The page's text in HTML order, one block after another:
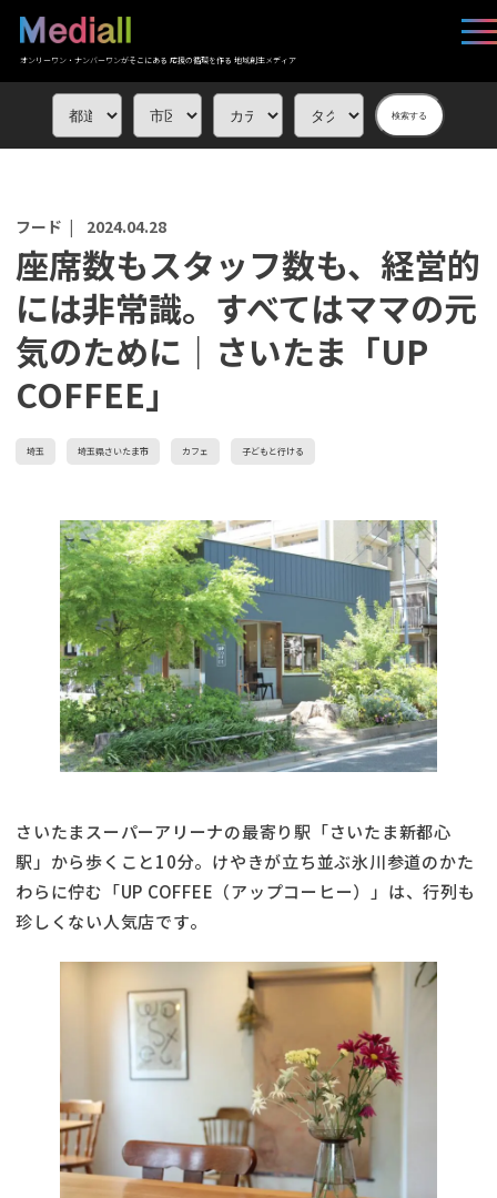
オンリーワン・ナンバーワンがそこにある 応援の循環を作る 地域創生メディア
検索する
フード | 2024.04.28
座席数もスタッフ数も、経営的
には非常識。すべてはママの元
気のために｜さいたま「UP
COFFEE」
埼玉 埼玉県さいたま市 カフェ 子どもと行ける
さいたまスーパーアリーナの最寄り駅「さいたま新都心
駅」から歩くこと10分。けやきが立ち並ぶ氷川参道のかた
わらに佇む「UP COFFEE（アップコーヒー）」は、行列も
珍しくない人気店です。